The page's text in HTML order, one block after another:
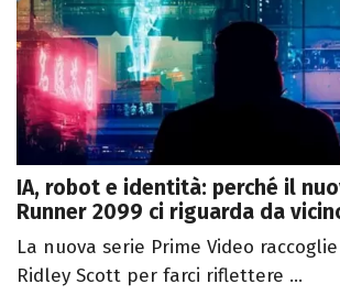
IA, robot e identità: perché il
Runner 2099 ci riguarda da
La nuova serie Prime Video
Ridley Scott per farci riflettere ...